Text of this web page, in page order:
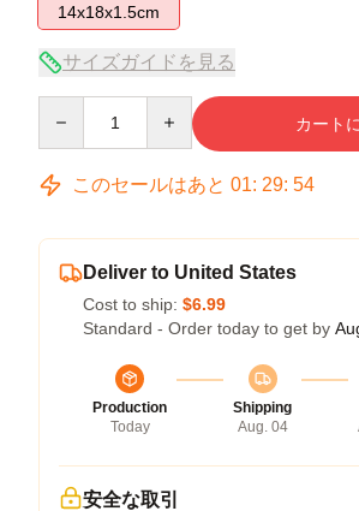
14x18x1.5cm
サイズガイドを見る
カート
このセールはあと 01: 29: 54
Deliver to United States
Cost to ship: $6.99
Standard - Order today to get by
Production
Today
Shipping
Aug. 04
安全な取引